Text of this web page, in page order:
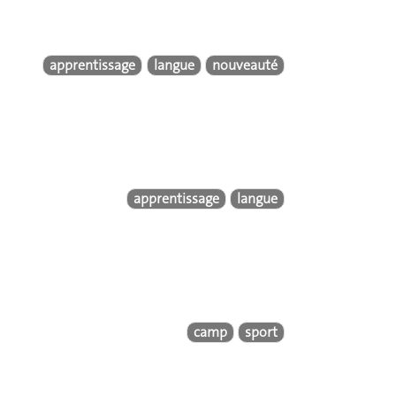
apprentissage langue nouveauté
apprentissage langue
camp sport